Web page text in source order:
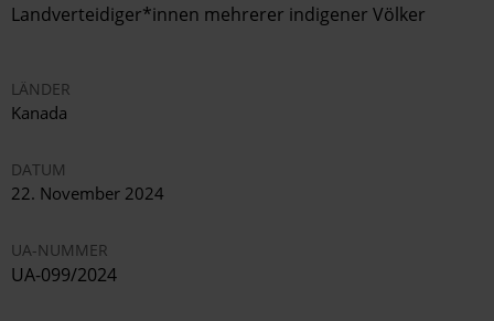
Landverteidiger*innen mehrerer indigener Völker
LÄNDER
Kanada
DATUM
22. November 2024
UA-NUMMER
UA-099/2024